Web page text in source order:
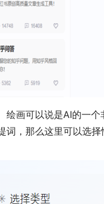
绘画可以说是AI的一
词，那么这里可以选择